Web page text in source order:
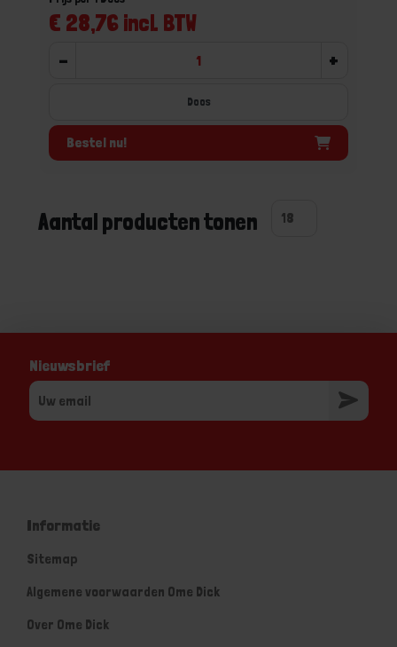
€ 28,76 incl. BTW
- +
Doos
Bestel nu!
Aantal producten tonen
Nieuwsbrief
Informatie
Sitemap
Algemene voorwaarden Ome Dick
Over Ome Dick